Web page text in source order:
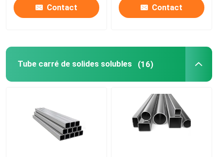
Contact Contact
Tube carré de solides solubles (16)